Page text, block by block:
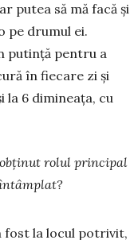
putea să mă facă și
pe drumul ei.
putință pentru a
în fie­ca­re zi și
la 6 dimineața, cu
obținut rolul prin­cipal
fost la locul potrivit,